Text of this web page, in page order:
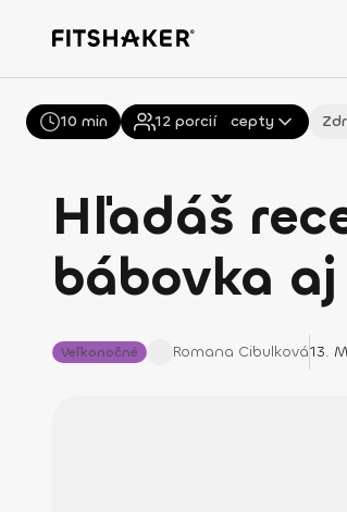
Všetky Recepty
Hľadáš
bábovka
Veľkonočné Romana Cibulková13.
10 min 12 porcií